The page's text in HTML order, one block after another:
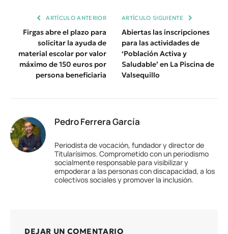
ARTÍCULO ANTERIOR
Firgas abre el plazo para
solicitar la ayuda de
material escolar por valor
máximo de 150 euros por
persona beneficiaria
ARTÍCULO SIGUIENTE
Abiertas las inscripciones
para las actividades de
‘Población Activa y
Saludable’ en La Piscina de
Valsequillo
Pedro Ferrera García
Periodista de vocación, fundador y director de
Titularísimos. Comprometido con un periodismo
socialmente responsable para visibilizar y
empoderar a las personas con discapacidad, a los
colectivos sociales y promover la inclusión.
DEJAR UN COMENTARIO